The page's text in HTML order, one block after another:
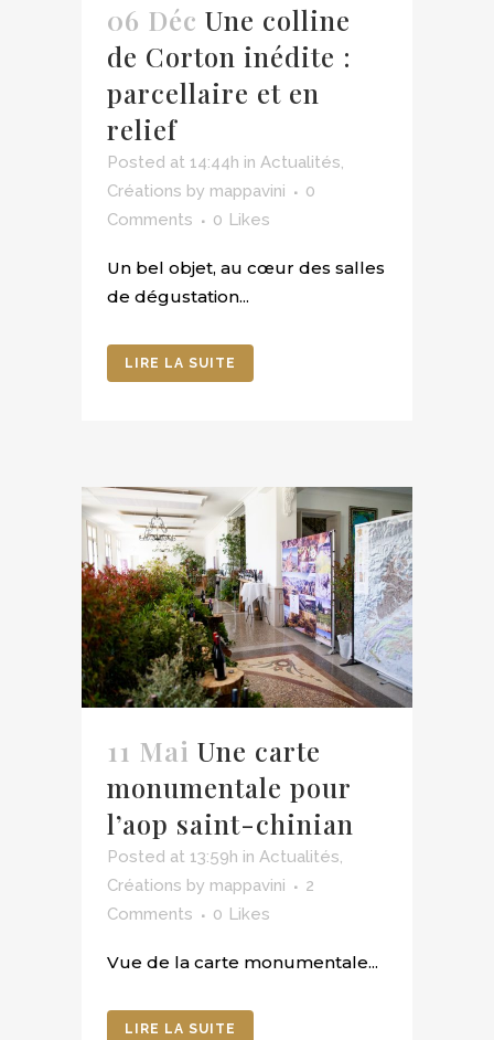
06 Déc Une colline
de Corton inédite :
parcellaire et en
relief
Posted at 14:44h in Actualités,
Créations by mappavini
0
Comments
0 Likes
Un bel objet, au cœur des salles
de dégustation...
LIRE LA SUITE
11 Mai Une carte
monumentale pour
l’aop saint-chinian
Posted at 13:59h in Actualités,
Créations by mappavini
2
Comments
0 Likes
Vue de la carte monumentale...
LIRE LA SUITE